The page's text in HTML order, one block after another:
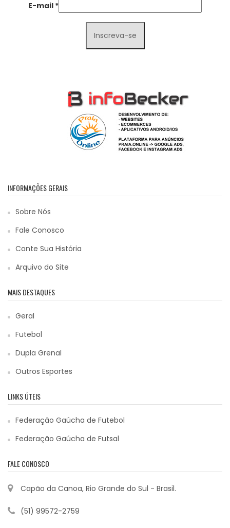
E-mail *
INFORMAÇÕES GERAIS
Sobre Nós
Fale Conosco
Conte Sua História
Arquivo do Site
MAIS DESTAQUES
Geral
Futebol
Dupla Grenal
Outros Esportes
LINKS ÚTEIS
Federação Gaúcha de Futebol
Federação Gaúcha de Futsal
FALE CONOSCO
Capão da Canoa, Rio Grande do Sul - Brasil.
(51) 99572-2759